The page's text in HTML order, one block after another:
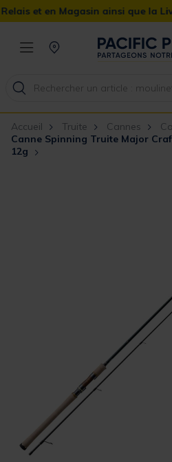
en Magasin ainsi que la Livraison
Accueil Truite Cannes
Canne Spinning Truite Major
12g